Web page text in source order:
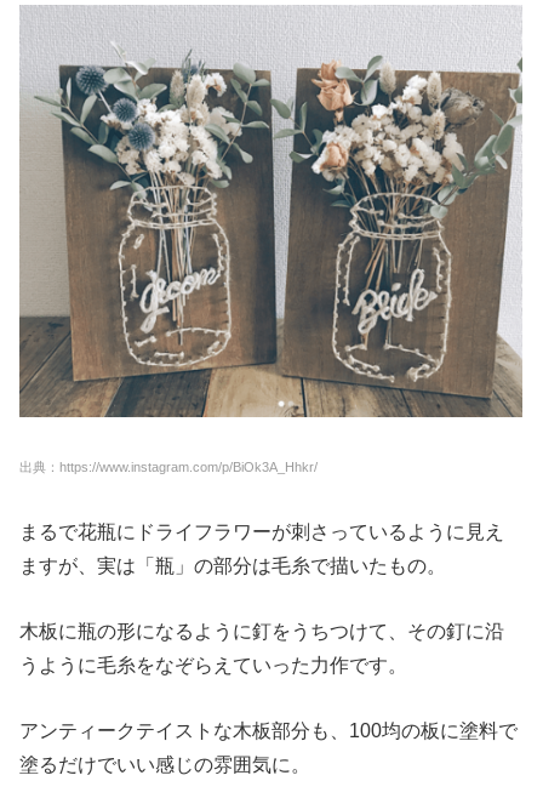
出典：https://www.instagram.com/p/BiOk3A_Hhkr/
まるで花瓶にドライフラワーが刺さっているように見え
ますが、実は「瓶」の部分は毛糸で描いたもの。
木板に瓶の形になるように釘をうちつけて、その釘に沿
うように毛糸をなぞらえていった力作です。
アンティークテイストな木板部分も、100均の板に塗料で
塗るだけでいい感じの雰囲気に。